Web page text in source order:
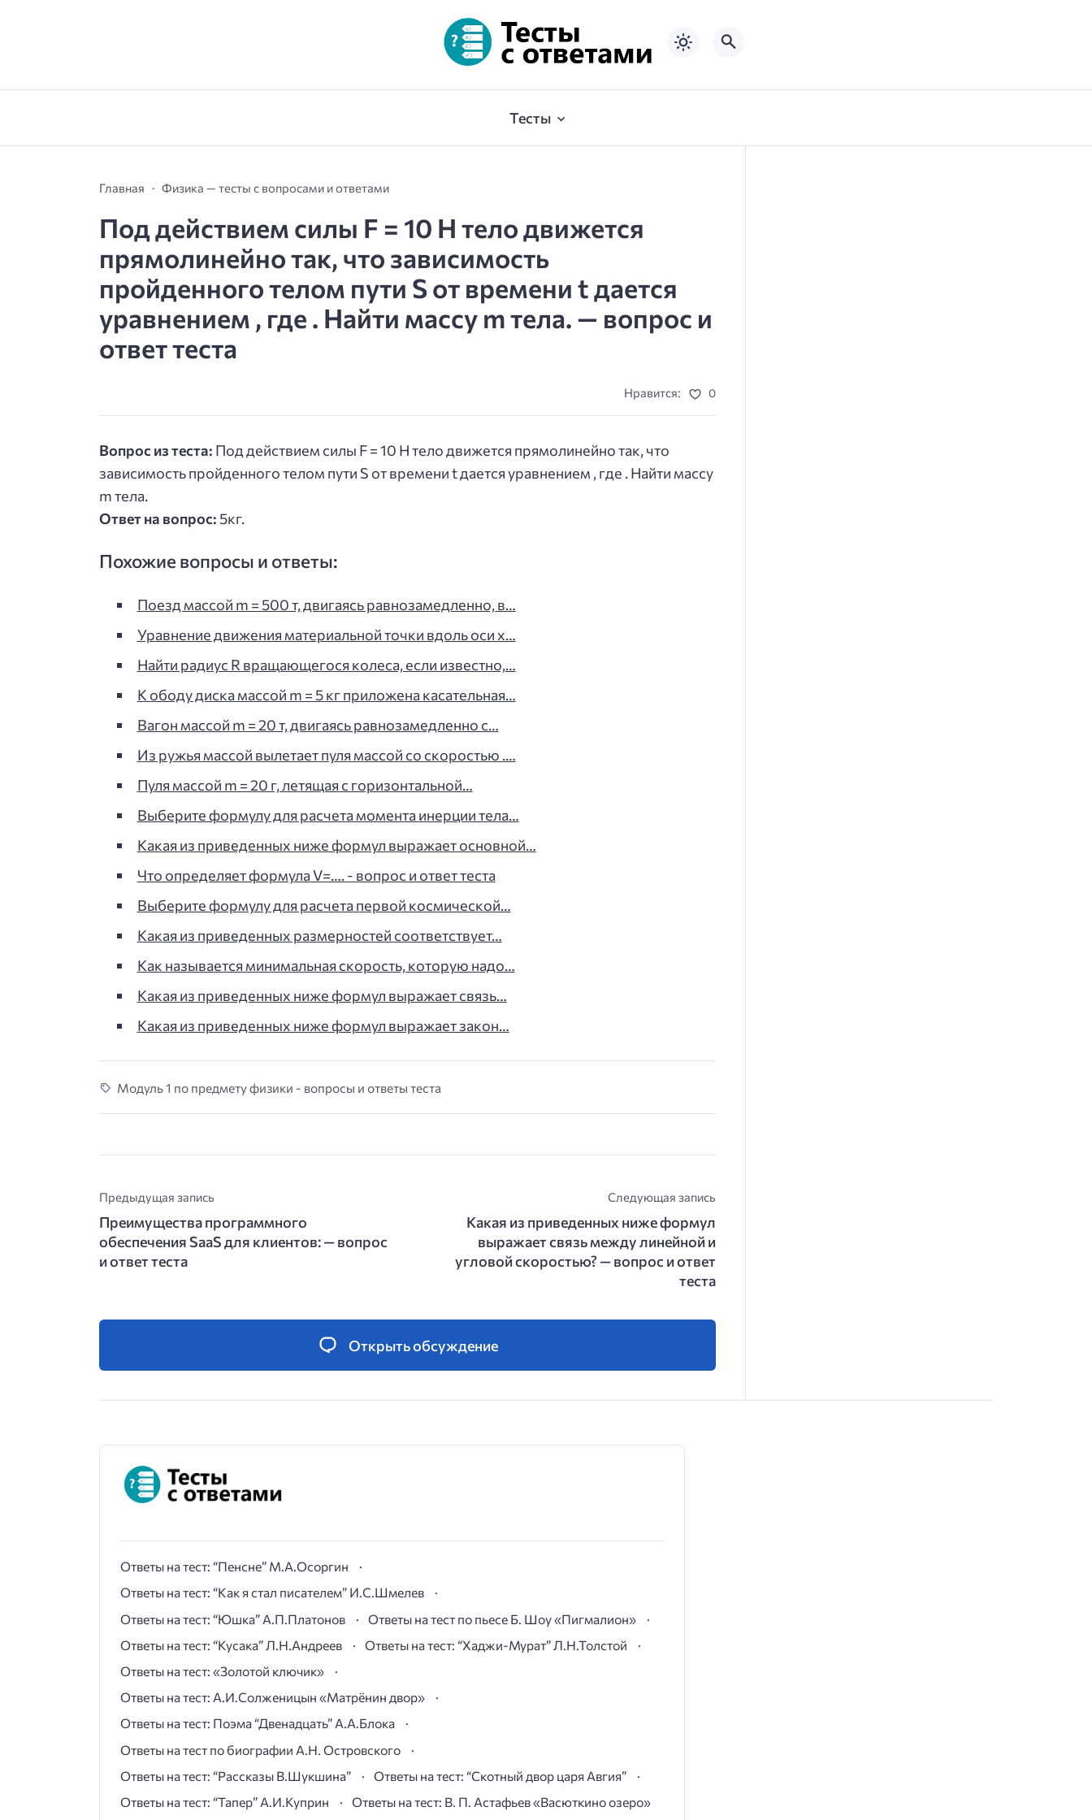
Тесты
Главная Физика — тесты с вопросами и ответами
Под действием силы F = 10 Н тело движется
прямолинейно так, что зависимость
пройденного телом пути S от времени t дается
уравнением , где . Найти массу m тела. — вопрос и
ответ теста
Нравится: 0
Вопрос из теста: Под действием силы F = 10 Н тело движется прямолинейно так, что
зависимость пройденного телом пути S от времени t дается уравнением , где . Найти массу
m тела.
Ответ на вопрос:5кг.
Похожие вопросы и ответы:
Поезд массой m = 500 т, двигаясь равнозамедленно, в…
Уравнение движения материальной точки вдоль оси x…
Найти радиус R вращающегося колеса, если известно,…
К ободу диска массой m = 5 кг приложена касательная…
Вагон массой m = 20 т, двигаясь равнозамедленно с…
Из ружья массой вылетает пуля массой со скоростью .…
Пуля массой m = 20 г, летящая с горизонтальной…
Выберите формулу для расчета момента инерции тела…
Какая из приведенных ниже формул выражает основной…
Что определяет формула V=…. - вопрос и ответ теста
Выберите формулу для расчета первой космической…
Какая из приведенных размерностей соответствует…
Как называется минимальная скорость, которую надо…
Какая из приведенных ниже формул выражает связь…
Какая из приведенных ниже формул выражает закон…
Модуль 1 по предмету физики - вопросы и ответы теста
Предыдущая запись
Преимущества программного
обеспечения SaaS для клиентов: — вопрос
и ответ теста
Следующая запись
Какая из приведенных ниже формул
выражает связь между линейной и
угловой скоростью? — вопрос и ответ
теста
Открыть обсуждение
Ответы на тест: “Пенсне” М.А.Осоргин
Ответы на тест: “Как я стал писателем” И.С.Шмелев
Ответы на тест: “Юшка” А.П.Платонов
Ответы на тест по пьесе Б. Шоу «Пигмалион»
Ответы на тест: “Кусака” Л.Н.Андреев
Ответы на тест: “Хаджи-Мурат” Л.Н.Толстой
Ответы на тест: «Золотой ключик»
Ответы на тест: А.И.Солженицын «Матрёнин двор»
Ответы на тест: Поэма “Двенадцать” А.А.Блока
Ответы на тест по биографии А.Н. Островского
Ответы на тест: “Рассказы В.Шукшина”
Ответы на тест: “Скотный двор царя Авгия”
Ответы на тест: “Тапер” А.И.Куприн
Ответы на тест: В. П. Астафьев «Васюткино озеро»